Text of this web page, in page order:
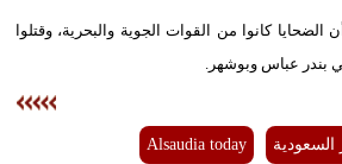
بيئة
مدوَّنات
الضحايا كانوا من القوات الجوية والبحرية، وقتلوا
بندر عباس وبوشهر.
السعودية Alsaudia today